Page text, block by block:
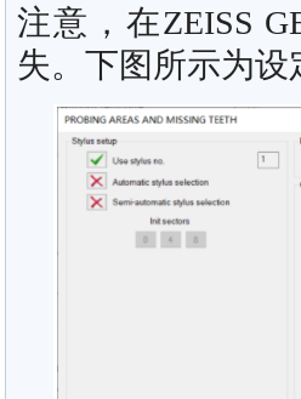
注意，在ZEISS
失。下图所示为